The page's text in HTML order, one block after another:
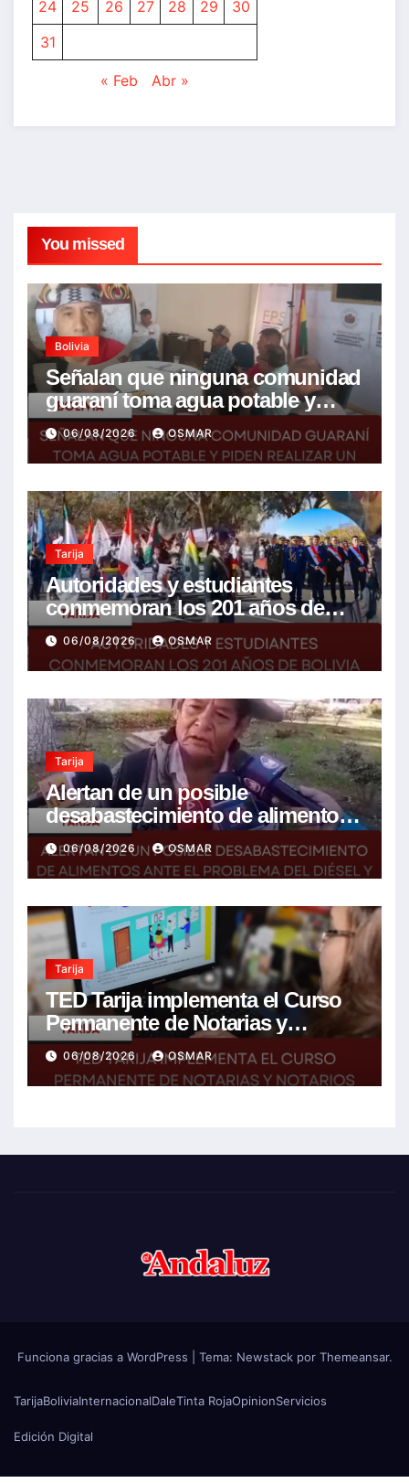
24
25 26 27 28 29
30
31
« Feb Abr »
You missed
Bolivia
Señalan que ninguna comunidad
guaraní toma agua potable y
piden realizar un Foro para
resolver la problemática
06/08/2026 OSMAR
Tarija
Autoridades y estudiantes
conmemoran los 201 años de
Bolivia con la esperanza de un
mejor futuro
06/08/2026 OSMAR
Tarija
Alertan de un posible
desabastecimiento de alimentos
ante el problema del diésel y el
encarecimiento de insumos
agrícolas
06/08/2026 OSMAR
Tarija
TED Tarija implementa el Curso
Permanente de Notarias y
Notarios Electorales 2026
06/08/2026 OSMAR
Funciona gracias a WordPress Tema: Newstackpor Themeansar.
TarijaBoliviaInternacionalDaleTinta RojaOpinionServicios
Edición Digital